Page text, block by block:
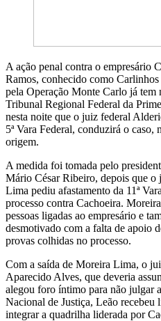
A ação penal contra o empresário
Ramos, conhecido como
pela Operação Monte Carlo já tem
Tribunal Regional Federal da
nesta noite que o juiz federal
5ª Vara Federal, conduzirá o caso,
origem.
A medida foi tomada pelo
Mário César Ribeiro, depois que
Lima pediu afastamento da 11ª
processo contra Cachoeira.
pessoas ligadas ao empresário e
desmotivado com a falta de apoio
provas colhidas no processo.
Com a saída de Moreira Lima, o
Aparecido Alves, que deveria
alegou foro íntimo para não julgar
Nacional de Justiça, Leão recebeu
integrar a quadrilha liderada por